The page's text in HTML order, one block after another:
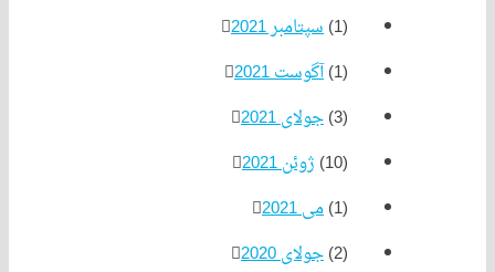
سپتامبر 2021
آگوست 2021
جولای 2021
ژوئن 2021(10)
می 2021
جولای 2020